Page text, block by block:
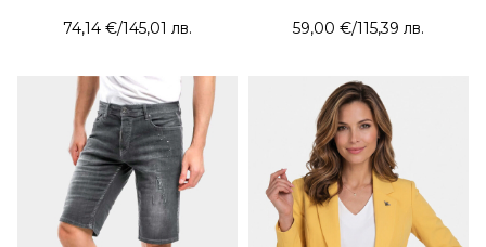
74,14 €/145,01 лв. 59,00 €/115,39 лв.